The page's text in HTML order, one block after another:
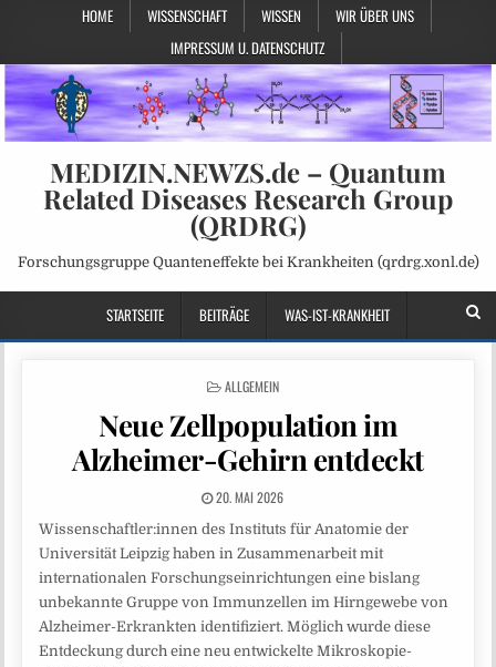
HOME WISSENSCHAFT WISSEN
WIR ÜBER UNS
IMPRESSUM U. DATENSCHUTZ
MEDIZIN.NEWZS.de – Quantum
Related Diseases Research Group
(QRDRG)
Forschungsgruppe Quanteneffekte bei Krankheiten (qrdrg.xonl.de)
STARTSEITE BEITRÄGE WAS-IST-KRANKHEIT
POSTED
ALLGEMEIN
Neue Zellpopulation im
Alzheimer-Gehirn entdeckt
20. MAI 2026
Wissenschaftler:innen des Instituts für Anatomie der
Universität Leipzig haben in Zusammenarbeit mit
internationalen Forschungseinrichtungen eine bislang
unbekannte Gruppe von Immunzellen im Hirngewebe von
Alzheimer-Erkrankten identifiziert. Möglich wurde diese
Entdeckung durch eine neu entwickelte Mikroskopie-